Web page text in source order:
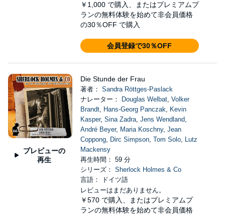
￥1,000 で購入、またはプレミアムプ
ランの無料体験を始めて非会員価格
の30％OFF で購入
会員登録で30％OFF
プレビューの
再生
Die Stunde der Frau
著者： Sandra Röttges-Paslack
ナレーター：
Douglas Welbat, Volker
Brandt, Hans-Georg Panczak, Kevin
Kasper, Sina Zadra, Jens Wendland,
André Beyer, Maria Koschny, Jean
Coppong, Dirc Simpson, Tom Solo, Lutz
Mackensy
再生時間： 59 分
シリーズ： Sherlock Holmes & Co
言語： ドイツ語
レビューはまだありません。
￥570 で購入、またはプレミアムプ
ランの無料体験を始めて非会員価格